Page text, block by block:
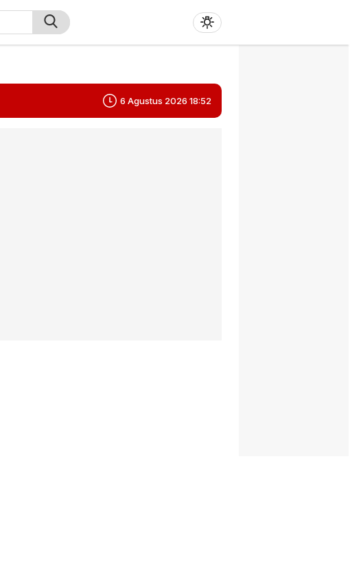
6 Agustus 2026 18:52